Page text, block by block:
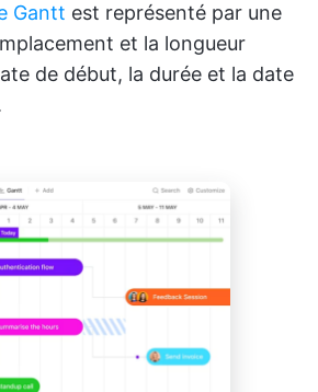
Gantt est représenté par une
et la longueur
de début, la durée et la date